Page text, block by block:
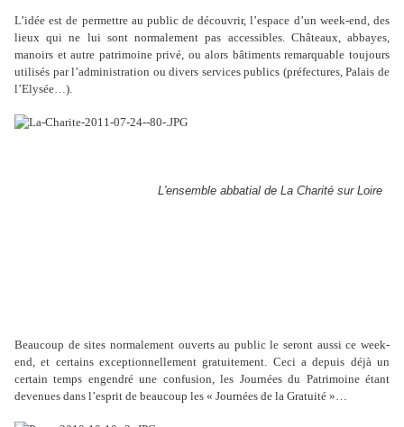
L’idée est de permettre au public de découvrir, l’espace d’un week-end, des
lieux qui ne lui sont normalement pas accessibles. Châteaux, abbayes,
manoirs et autre patrimoine privé, ou alors bâtiments remarquable toujours
utilisés par l’administration ou divers services publics (préfectures, Palais de
l’Elysée…).
L'ensemble abbatial de La Charité sur Loire
Beaucoup de sites normalement ouverts au public le seront aussi ce week-
end, et certains exceptionnellement gratuitement. Ceci a depuis déjà un
certain temps engendré une confusion, les Journées du Patrimoine étant
devenues dans l’esprit de beaucoup les « Journées de la Gratuité »…